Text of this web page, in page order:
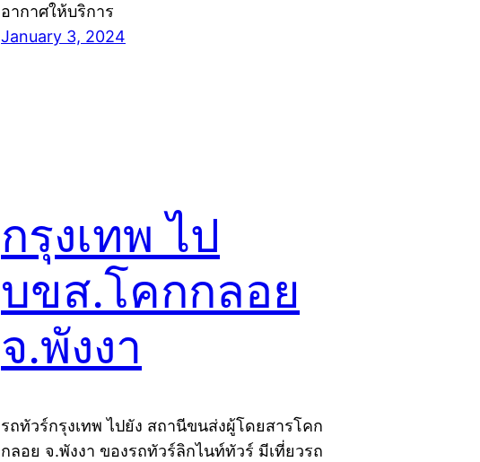
อากาศให้บริการ
January 3, 2024
กรุงเทพ ไป
บขส.โคกกลอย
จ.พังงา
รถทัวร์กรุงเทพ ไปยัง สถานีขนส่งผู้โดยสารโคก
กลอย จ.พังงา ของรถทัวร์ลิกไนท์ทัวร์ มีเที่ยวรถ